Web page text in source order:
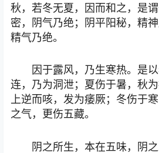
秋，若冬无夏，因而和之，是
密，阴气乃绝；阴平阳秘，精神
精气乃绝。
因于露风，乃生寒热。是
连，乃为洞泄；夏伤于暑，秋为
上逆而咳，发为痿厥；冬伤于
之气，更伤五藏。
阴之所生，本在五味，阴